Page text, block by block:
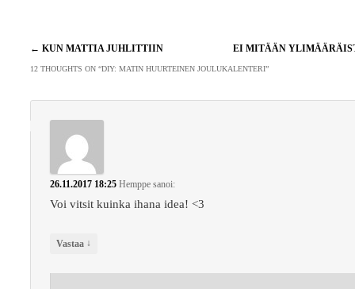
Artikkelien
selaus
← KUN MATTIA JUHLITTIIN EI MITÄÄN
12 THOUGHTS ON “DIY: MATIN HUURTEINEN JOULUKALENTERI”
26.11.2017 18:25 Hemppe sanoi:
Voi vitsit kuinka ihana idea! <3
Vastaa ↓